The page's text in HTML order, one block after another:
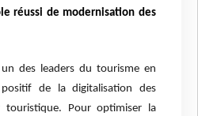
réussi de modernisation des
des leaders du tourisme en
de la digitalisation des
touristique. Pour optimiser la